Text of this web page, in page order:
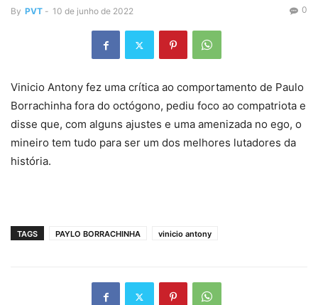
By PVT - 10 de junho de 2022 0
Vinicio Antony fez uma crítica ao comportamento de Paulo
Borrachinha fora do octógono, pediu foco ao compatriota e
disse que, com alguns ajustes e uma amenizada no ego, o
mineiro tem tudo para ser um dos melhores lutadores da
história.
TAGS PAYLO BORRACHINHA vinicio antony